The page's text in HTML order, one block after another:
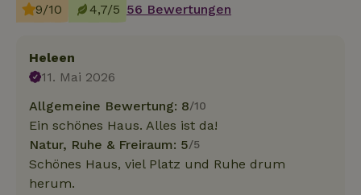
9/10 4,7/5 56 Bewertungen
Heleen
11. Mai 2026
Allgemeine Bewertung: 8/10
Ein schönes Haus. Alles ist da!
Natur, Ruhe & Freiraum: 5/5
Schönes Haus, viel Platz und Ruhe drum
herum.